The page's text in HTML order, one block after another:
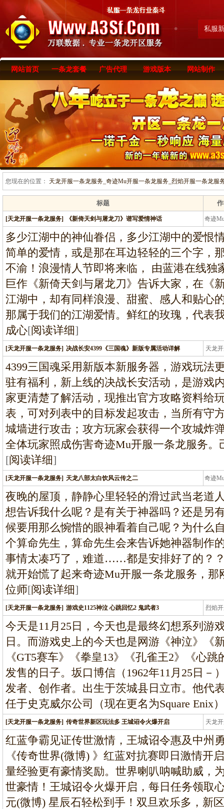
私服
网站首页 一条龙套餐 广告代理 游戏版本 网站制作
您现在的位置： 天龙开服一条龙服务_奇迹Mu开服一条龙服务_烈焰开服一条龙服
标题
[天龙开服一条龙服务] 《新倚天剑与屠龙刀》谱写爱情神话 奇迹
条
多少江湖中的神仙眷侣，多少江湖中的爱恨
简单的爱情，或是那在耳边轻轻的三个字，
不渝！浪漫情人节即将来临， 由蓝港在线独
巨作《新倚天剑与屠龙刀》告诉大家，在《
江湖中，却有同样浪漫、甜蜜、感人和贴心
那属于我们的江湖爱情。鲜红的玫瑰，代表
成心[阅读详细]
[天龙开服一条龙服务] 决战长安4399《三国魂》新版专属活动详解 天龙
龙
4399三国魂采用新版本新服务器，游戏玩法
驻有福利，新上线的决战长安活动，是游戏
家更清楚了解活动，现推出官方攻略资料给
表，可对列表中的目标发起攻击，当所有守
城墙进行攻击；攻方玩家会获得一个攻城炸
全体玩家照成伤害奇迹Mu开服一条龙服务
[阅读详细]
[天龙开服一条龙服务] 天龙八部太白饮风云传之二 奇迹
条
夜晚的屋顶，静静心里轻轻的滑过武当老道
想告诉我什么呢？是有关于神器吗？还是另
候要用那么惋惜的眼神看着自己呢？为什么
个算命先生，算命先生会来告诉她神器制作
事情太凑巧了，难道……都是安排好了的？
就开始慌了起来奇迹Mu开服一条龙服务，
位师[阅读详细]
[天龙开服一条龙服务] 游戏史1125神泣 心跳回忆2 鬼武者3 烈焰
龙
今天是11月25日，今天也是最终幻想系列游
日。而游戏史上的今天也是网游《神泣》《
《GT5赛车》《拳皇13》《孔雀王2》《心
发售的日子。坂口博信（1962年11月25日－
发者、创作者。出生于茨城县日立市。他代
任于史克威尔公司（现在更名为Square Enix
[天龙开服一条龙服务] 传奇世界新区玩法多 王城诏令火爆开启 天龙
龙
红蓝争霸见证传世激情，王城诏令惠及中州
《传奇世界(微博) 》红蓝对抗赛即日激情开
量经验更有豪情奖励。世界喇叭呐喊助威，
世豪情！王城诏令火爆开启，每日任务领取
元(微博) 星辰石轻松到手！双旦欢乐多，新